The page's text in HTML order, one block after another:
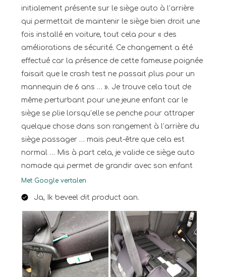
initialement présente sur le siège auto à l’arrière
qui permettait de maintenir le siège bien droit une
fois installé en voiture, tout cela pour « des
améliorations de sécurité. Ce changement a été
effectué car la présence de cette fameuse poignée
faisait que le crash test ne passait plus pour un
mannequin de 6 ans … ». Je trouve cela tout de
même perturbant pour une jeune enfant car le
siège se plie lorsqu’elle se penche pour attraper
quelque chose dans son rangement à l’arrière du
siège passager … mais peut-être que cela est
normal … Mis à part cela, je valide ce siège auto
nomade qui permet de grandir avec son enfant
Met Google vertalen
Ja, Ik beveel dit product aan.